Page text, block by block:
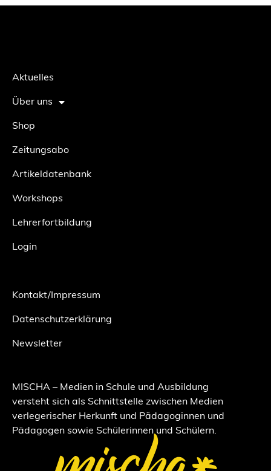
Aktuelles
Über uns
Shop
Zeitungsabo
Artikeldatenbank
Workshops
Lehrerfortbildung
Login
Kontakt/Impressum
Datenschutzerklärung
Newsletter
MISCHA – Medien in Schule und Ausbildung
versteht sich als Schnittstelle zwischen Medien
verlegerischer Herkunft und Pädagoginnen und
Pädagogen sowie Schülerinnen und Schülern.